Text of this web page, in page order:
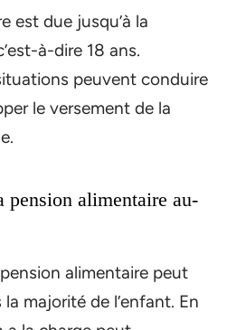
est due jusqu’à la
à-dire 18 ans.
peuvent conduire
le versement de la
pension alimentaire au-
alimentaire peut
majorité de l’enfant. En